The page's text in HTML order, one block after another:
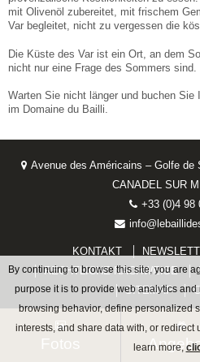
mit Olivenöl zubereitet, mit frischem
Var begleitet, nicht zu vergessen die
Die Küste des Var ist ein Ort, an dem
nicht nur eine Frage des Sommers sind.
Warten Sie nicht länger und buchen Sie
im Domaine du Bailli.
Fotos
Avenue des Américains – Golfe de
CANADEL SUR
+33 (0)4 98
KONTAKT
RECHTLICHE NACHWEISE
SITEMAP
By continuing to browse this site, you are
purpose it is to provide web analytics
browsing behavior, define personalized
interests, and share data with, or redirect
learn more,